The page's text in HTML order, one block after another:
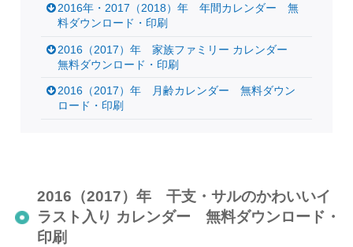
2016年・2017（2018）年 年間カレンダー 無
料ダウンロード・印刷
2016（2017）年 家族ファミリー カレンダー
無料ダウンロード・印刷
2016（2017）年 月齢カレンダー 無料ダウン
ロード・印刷
2016（2017）年 干支・サルのかわいいイ
ラスト入り カレンダー 無料ダウンロード・
印刷